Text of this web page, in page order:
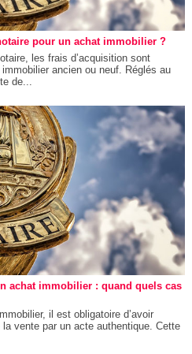
pour un achat immobilier ?
les frais d’acquisition sont
ancien ou neuf. Réglés au
de...
achat immobilier : quand quels cas
il est obligatoire d’avoir
vente par un acte authentique. Cette